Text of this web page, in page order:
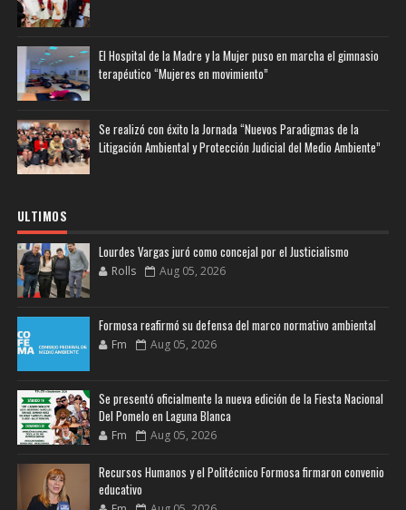
El Hospital de la Madre y la Mujer puso en marcha el gimnasio
terapéutico “Mujeres en movimiento”
Se realizó con éxito la Jornada “Nuevos Paradigmas de la
Litigación Ambiental y Protección Judicial del Medio Ambiente”
ULTIMOS
Lourdes Vargas juró como concejal por el Justicialismo
Rolls Aug 05, 2026
Formosa reafirmó su defensa del marco normativo ambiental
Fm Aug 05, 2026
Se presentó oficialmente la nueva edición de la Fiesta Nacional
Del Pomelo en Laguna Blanca
Fm Aug 05, 2026
Recursos Humanos y el Politécnico Formosa firmaron convenio
educativo